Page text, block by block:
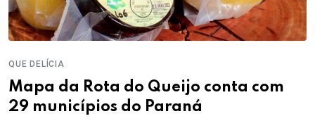
QUE DELÍCIA
Mapa da Rota do Queijo conta com
29 municípios do Paraná